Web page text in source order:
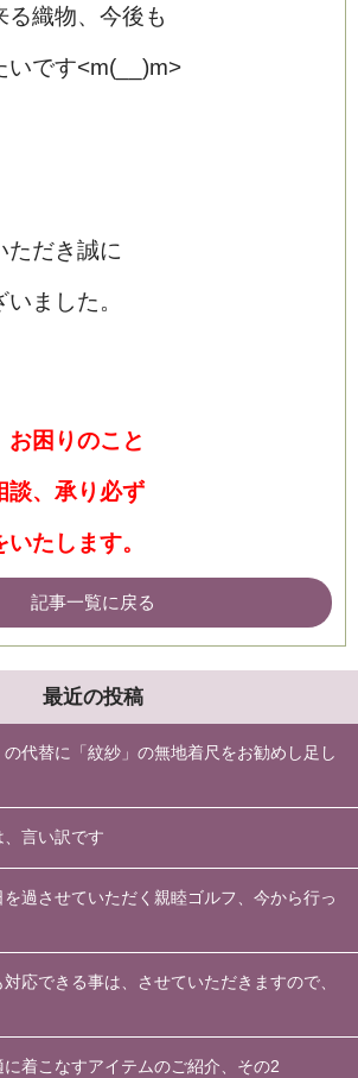
る織物、今後も
いです<m(__)m>
ただき誠に
いました。
お困りのこと
談、承り必ず
たします。
記事一覧に戻る
最近の投稿
代替に「紋紗」の無地着尺をお勧めし足し
言い訳です
過させていただく親睦ゴルフ、今から行っ
応できる事は、させていただきますので、
着こなすアイテムのご紹介、その2